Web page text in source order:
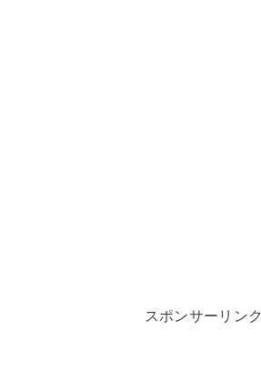
スポンサーリンク